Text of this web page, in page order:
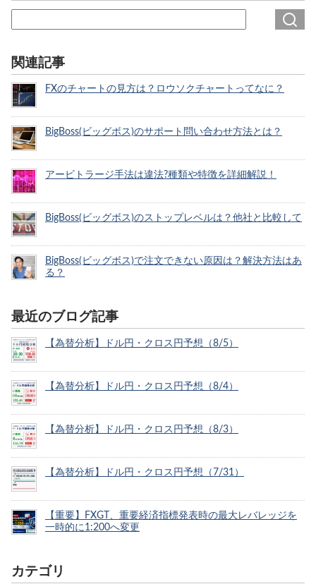
関連記事
FXのチャートの見方は？ロウソクチャートってなに？
BigBoss(ビッグボス)のサポート問い合わせ方法とは？
アービトラージ手法は違法?種類や特徴を詳細解説！
BigBoss(ビッグボス)のストップレベルは？他社と比較して
BigBoss(ビッグボス)で注文できない原因は？解決方法はあ
る？
最近のブログ記事
【為替分析】ドル円・クロス円予想（8/5）
【為替分析】ドル円・クロス円予想（8/4）
【為替分析】ドル円・クロス円予想（8/3）
【為替分析】ドル円・クロス円予想（7/31）
【重要】FXGT、重要経済指標発表時の最大レバレッジを
一時的に1:200へ変更
カテゴリ